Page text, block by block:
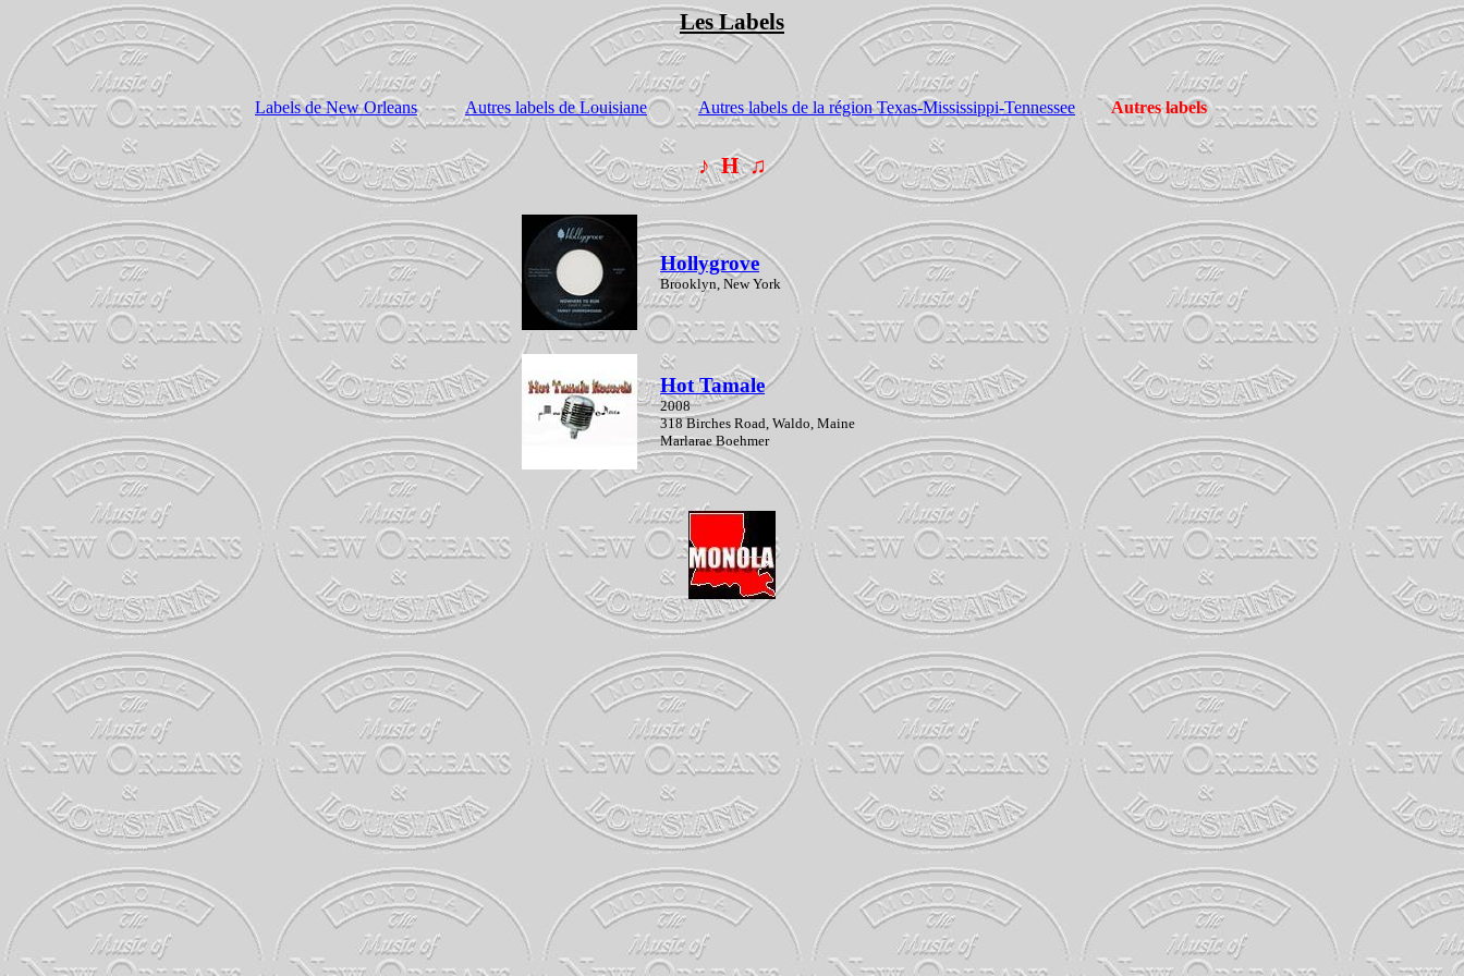
Les Labels
Labels de NewOrleans Autres labels de Louisiane Autres labels de la région Texas-Mississippi-Tennessee Autres labels
♪ H ♫
Hollygrove
Brooklyn, New York
Hot Tamale
2008
318 Birches Road, Waldo, Maine
Marlarae Boehmer